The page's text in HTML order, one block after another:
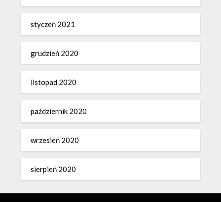
styczeń 2021
grudzień 2020
listopad 2020
październik 2020
wrzesień 2020
sierpień 2020